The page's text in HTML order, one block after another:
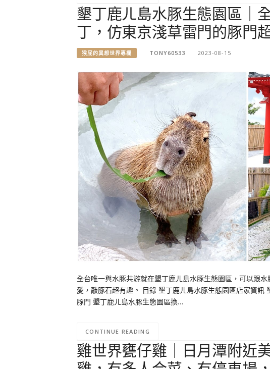
墾丁鹿ㄦ島水豚生態園區｜
丁，仿東京淺草雷門的豚門
猴屁的異想世界專欄 TONY60533 2023-08-15
全台唯一與水豚共游就在墾丁鹿ㄦ島水豚生態園區，可以跟
愛，敲豚石超有趣。 目錄 墾丁鹿ㄦ島水豚生態園區店家資
豚門 墾丁鹿ㄦ島水豚生態園區換…
CONTINUE READING
雞世界甕仔雞｜日月潭附近